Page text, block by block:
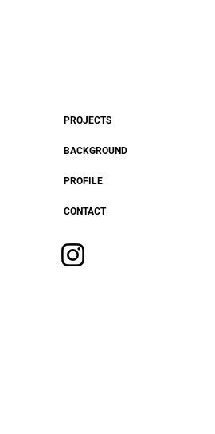
PROJECTS
BACKGROUND
PROFILE
CONTACT